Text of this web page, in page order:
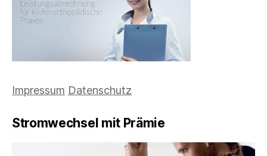
Impressum Datenschutz
Stromwechsel mit Prämie